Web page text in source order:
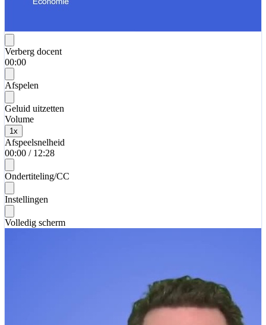
Verberg docent
00:00
Afspelen
Geluid uitzetten
Volume
1x
Afspeelsnelheid
00:00 / 12:28
Ondertiteling/CC
Instellingen
Volledig scherm